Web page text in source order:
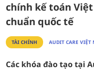
chính kế toán
chuẩn quốc tế
TÀI CHÍNH AUDIT CARE VIỆT
Các khóa đào tạo tại